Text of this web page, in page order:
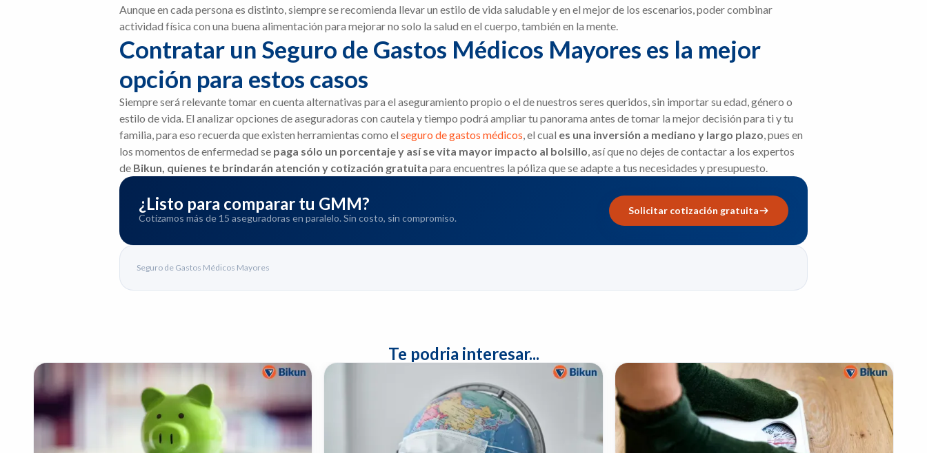
Aunque en cada persona es distinto, siempre se recomienda llevar un estilo de vida saludable y en el mejor de los escenarios, poder combinar
actividad física con una buena alimentación para mejorar no solo la salud en el cuerpo, también en la mente.
Contratar un Seguro de Gastos Médicos Mayores es la mejor
opción para estos casos
Siempre será relevante tomar en cuenta alternativas para el aseguramiento propio o el de nuestros seres queridos, sin importar su edad, género o
estilo de vida. El analizar opciones de aseguradoras con cautela y tiempo podrá ampliar tu panorama antes de tomar la mejor decisión para ti y tu
familia, para eso recuerda que existen herramientas como el seguro de gastos médicos , el cual es una inversión a mediano y largo plazo , pues en
los momentos de enfermedad se paga sólo un porcentaje y así se vita mayor impacto al bolsillo , así que no dejes de contactar a los expertos
de Bikun, quienes te brindarán atención y cotización gratuita para encuentres la póliza que se adapte a tus necesidades y presupuesto.
¿Listo para comparar tu GMM?
Cotizamos más de 15 aseguradoras en paralelo. Sin costo, sin compromiso.
Solicitar cotización gratuita
Seguro de Gastos Médicos Mayores
Te podria interesar...